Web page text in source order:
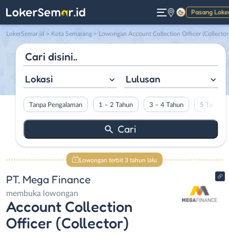
Pasang
Gelap
LokerSemar.id > Kota Semarang > Lowongan Account Collection Officer (Collector) di PT. Mega
Lokasi Lulusan
Tanpa Pengalaman 1 – 2 Tahun 3 – 4 Tahun 5 Tahun
Lowongan terbit 3 tahun lalu
PT. Mega Finance
membuka lowongan
Account Collection
Officer (Collector)